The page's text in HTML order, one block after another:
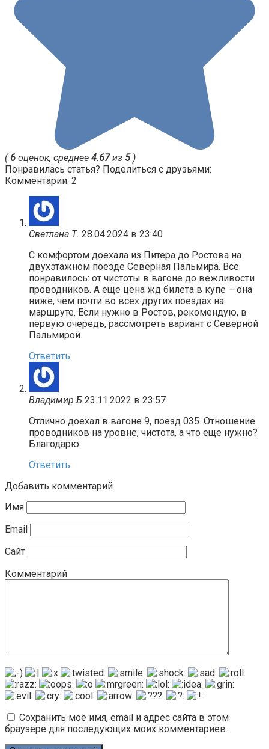
( 6 оценок, среднее 4.67из 5)
Понравилась статья? Поделиться с друзьями:
Комментарии: 2
Светлана Т. 28.04.2024 в 23:40
С комфортом доехала из Питера до Ростова на
двухэтажном поезде Северная Пальмира. Все
понравилось: от чистоты в вагоне до вежливости
проводников. А еще цена жд билета в купе – она
ниже, чем почти во всех других поездах на
маршруте. Если нужно в Ростов, рекомендую, в
первую очередь, рассмотреть вариант с Северной
Пальмирой.
Ответить
Владимир Б 23.11.2022 в 23:57
Отлично доехал в вагоне 9, поезд 035. Отношение
проводников на уровне, чистота, а что еще нужно?
Благодарю.
Ответить
Добавить комментарий
Имя
Email
Сайт
Комментарий
Сохранить моё имя, email и адрес сайта в этом
браузере для последующих моих комментариев.